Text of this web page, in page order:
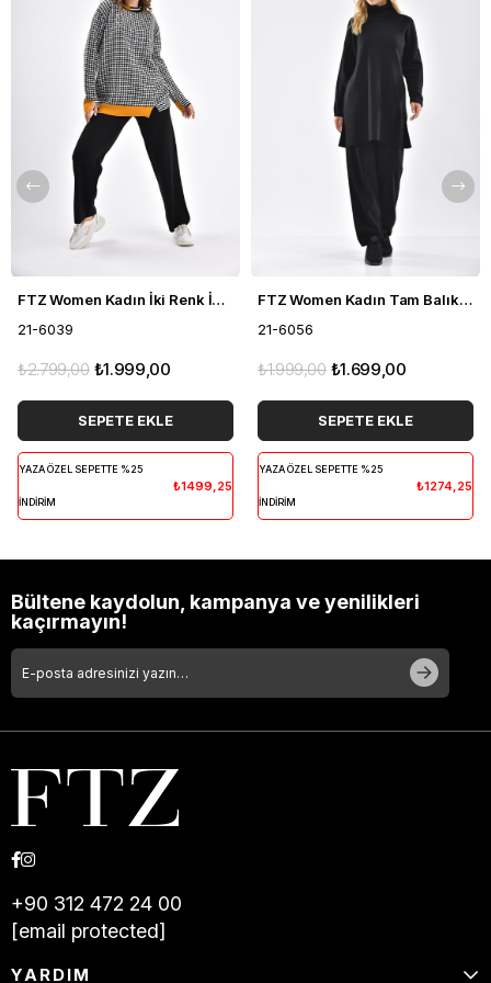
FTZ Women Kadın İki Renk İkili Takım Siyah 21-6039
21-6039
₺1.999,00
₺2.799,00
SEPETE EKLE
YAZA ÖZEL SEPETTE %25
İNDİRİM
₺1499,25
FTZ Women Kadın Tam Balıkçı İkili Takım Siyah 21-6056
21-6056
₺1.699,00
₺1.999,00
SEPETE EKLE
YAZA ÖZEL SEPETTE %25
İNDİRİM
₺1274,25
Bültene kaydolun, kampanya ve yenilikleri
kaçırmayın!
+90 312 472 24 00
[email protected]
YARDIM